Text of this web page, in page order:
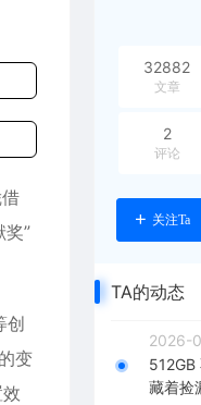
”
创
变
32882
文章
2
评论
关注Ta
TA的动态
2026-
512GB
藏着捡